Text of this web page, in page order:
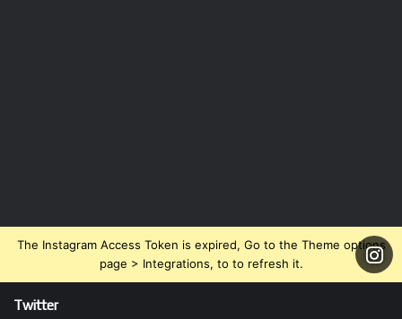
The Instagram Access Token is expired, Go to the Theme options
page > Integrations, to to refresh it.
Twitter